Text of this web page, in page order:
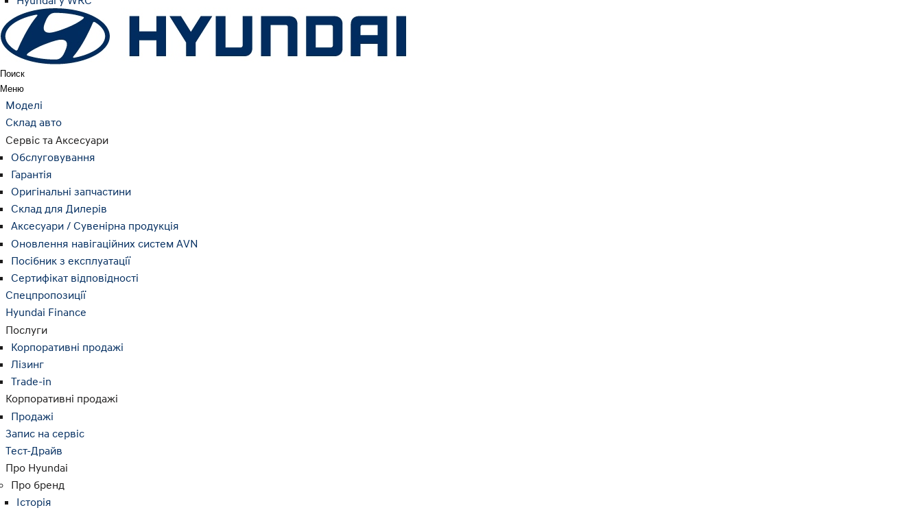
Поиск
Меню
Моделі
Склад авто
Сервіс та Аксесуари
Обслуговування
Гарантія
Оригінальні запчастини
Склад для Дилерів
Аксесуари / Сувенірна продукція
Оновлення навігаційних систем AVN
Посібник з експлуатації
Сертифікат відповідності
Спецпропозиції
Hyundai Finance
Послуги
Корпоративні продажі
Лізинг
Trade-in
Корпоративні продажі
Продажі
Запис на сервіс
Тест-Драйв
Про Hyundai
Про бренд
Історія